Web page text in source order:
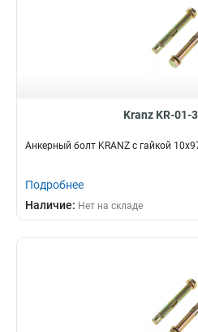
Kranz KR-01-
Анкерный болт KRANZ с гайкой
Подробнее
Наличие: Нет на складе